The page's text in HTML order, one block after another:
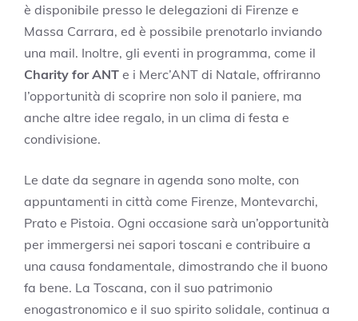
è disponibile presso le delegazioni di Firenze e
Massa Carrara, ed è possibile prenotarlo inviando
una mail. Inoltre, gli eventi in programma, come il
Charity for ANT e i Merc’ANT di Natale, offriranno
l’opportunità di scoprire non solo il paniere, ma
anche altre idee regalo, in un clima di festa e
condivisione.
Le date da segnare in agenda sono molte, con
appuntamenti in città come Firenze, Montevarchi,
Prato e Pistoia. Ogni occasione sarà un’opportunità
per immergersi nei sapori toscani e contribuire a
una causa fondamentale, dimostrando che il buono
fa bene. La Toscana, con il suo patrimonio
enogastronomico e il suo spirito solidale, continua a